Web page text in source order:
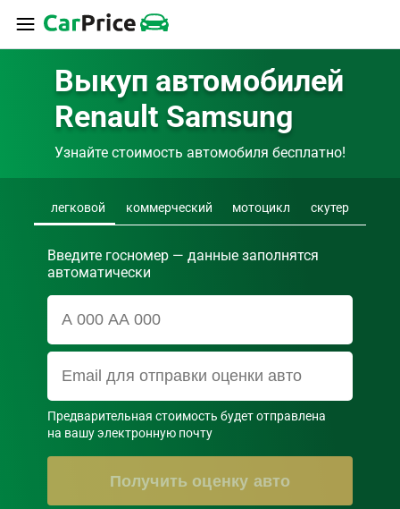
Выкуп автомобилей
Renault Samsung
Узнайте стоимость автомобиля бесплатно!
легковой коммерческий мотоцикл скутер
Введите госномер — данные заполнятся
автоматически
Предварительная стоимость будет отправлена
на вашу электронную почту
Получить оценку авто